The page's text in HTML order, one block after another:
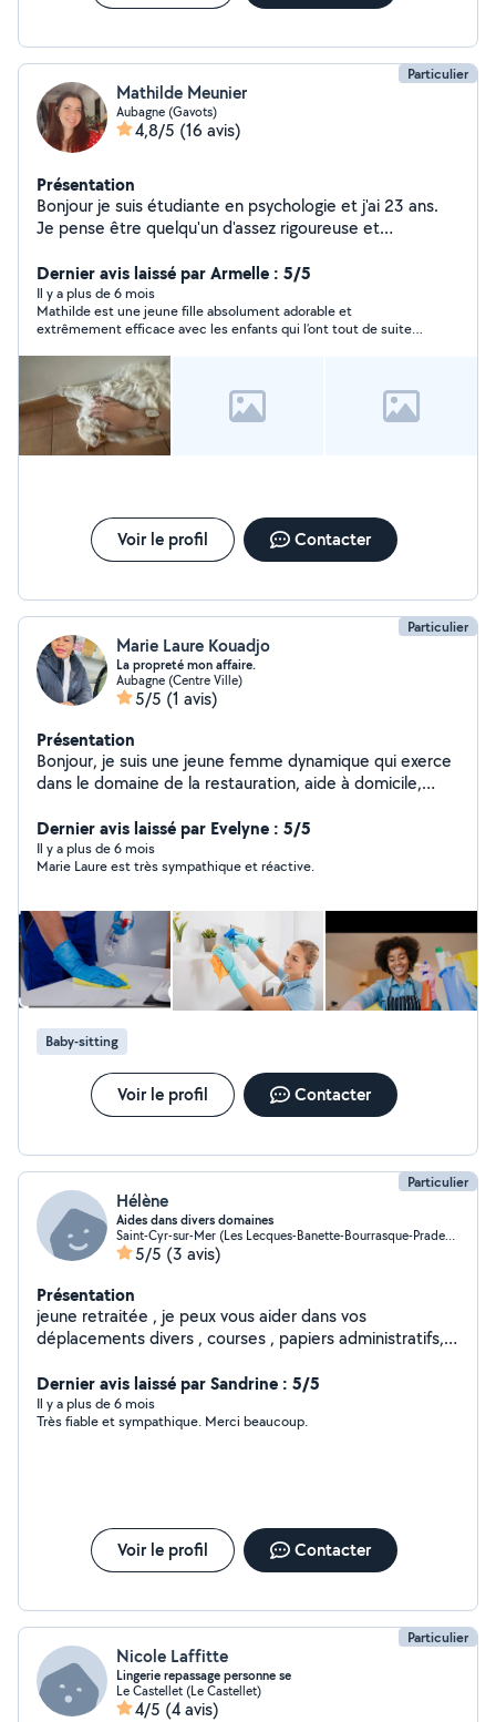
Particulier
Mathilde Meunier
Aubagne (Gavots)
4,8/5 (16 avis)
Présentation
Bonjour je suis étudiante en psychologie et j'ai 23 ans.
Je pense être quelqu'un d'assez rigoureuse et
Dernier avis laissé par Armelle : 5/5
Il y a plus de 6 mois
Mathilde est une jeune fille absolument adorable et
extrêmement efficace avec les enfants qui l’ont tout de suite
Voir le profil Contacter
Particulier
Marie Laure Kouadjo
La propreté mon affaire.
Aubagne (Centre Ville)
5/5 (1 avis)
Présentation
Bonjour, je suis une jeune femme dynamique qui exerce
dans le domaine de la restauration, aide à domicile,
bureau depuis 7 mois je suis disponible pour tout type
de prestation ménage.
Dernier avis laissé par Evelyne : 5/5
Il y a plus de 6 mois
Marie Laure est très sympathique et réactive.
Baby-sitting
Voir le profil Contacter
Particulier
Hélène
Aides dans divers domaines
Saint-Cyr-sur-Mer (Les Lecques-Banette-Bourrasque-Pradeaux)
5/5 (3 avis)
Présentation
jeune retraitée , je peux vous aider dans vos
déplacements divers , courses , papiers administratifs,
leurs activités extrascolaires , aides aux devoirs, etc..
Dernier avis laissé par Sandrine : 5/5
Il y a plus de 6 mois
Très fiable et sympathique. Merci beaucoup.
Voir le profil Contacter
Particulier
Nicole Laffitte
Lingerie repassage personne se
Le Castellet (Le Castellet)
4/5 (4 avis)